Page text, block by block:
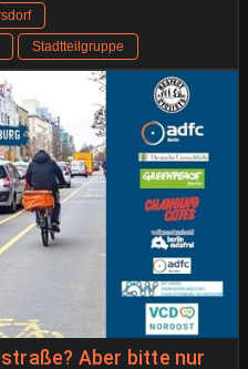
Stadtteilgruppe
Aber bitte nur